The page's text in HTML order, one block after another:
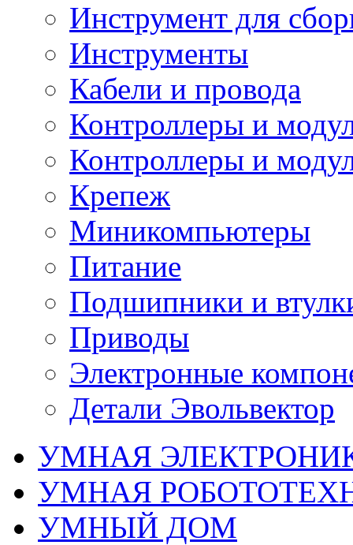
Инструмент для
Инструменты
Кабели и провода
Контроллеры и
Контроллеры и
Крепеж
Миникомпьютеры
Питание
Подшипники и
Приводы
Электронные
Детали Эвольвектор
УМНАЯ
УМНАЯ
УМНЫЙ ДОМ